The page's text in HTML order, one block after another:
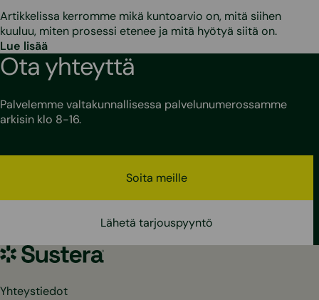
Artikkelissa kerromme mikä kuntoarvio on, mitä siihen
kuuluu, miten prosessi etenee ja mitä hyötyä siitä on.
Lue lisää
Ota yhteyttä
Palvelemme valtakunnallisessa palvelunumerossamme
arkisin klo 8-16.
Soita meille
Lähetä tarjouspyyntö
Sustera
Yhteystiedot